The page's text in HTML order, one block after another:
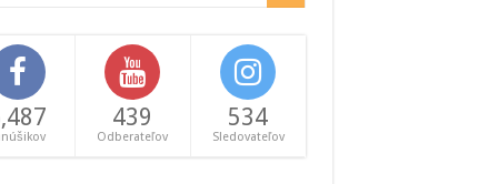
439
Odberateľov
534
Sledovateľov